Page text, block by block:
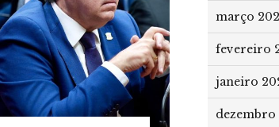
março
fevereiro
janeiro
dezembro